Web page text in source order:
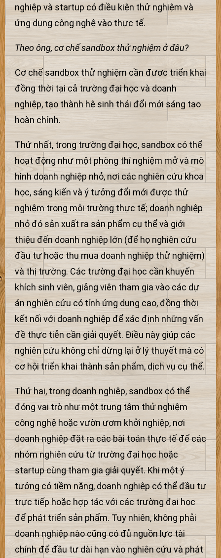
nghiệp và startup có điều kiện thử nghiệm và
ứng dụng công nghệ vào thực tế.
Theo ông, cơ chế sandbox thử nghiệm ở đâu?
Cơ chế sandbox thử nghiệm cần được triển khai
đồng thời tại cả trường đại học và doanh
nghiệp, tạo thành hệ sinh thái đổi mới sáng tạo
hoàn chỉnh.
Thứ nhất, trong trường đại học, sandbox có thể
hoạt động như một phòng thí nghiệm mở và mô
hình doanh nghiệp nhỏ, nơi các nghiên cứu khoa
học, sáng kiến và ý tưởng đổi mới được thử
nghiệm trong môi trường thực tế; doanh nghiệp
nhỏ đó sản xuất ra sản phẩm cụ thể và giới
thiệu đến doanh nghiệp lớn (để họ nghiên cứu
đầu tư hoặc thu mua doanh nghiệp thử nghiệm)
và thị trường. Các trường đại học cần khuyến
khích sinh viên, giảng viên tham gia vào các dự
án nghiên cứu có tính ứng dụng cao, đồng thời
kết nối với doanh nghiệp để xác định những vấn
đề thực tiễn cần giải quyết. Điều này giúp các
nghiên cứu không chỉ dừng lại ở lý thuyết mà có
cơ hội triển khai thành sản phẩm, dịch vụ cụ thể.
Thứ hai, trong doanh nghiệp, sandbox có thể
đóng vai trò như một trung tâm thử nghiệm
công nghệ hoặc vườn ươm khởi nghiệp, nơi
doanh nghiệp đặt ra các bài toán thực tế để các
nhóm nghiên cứu từ trường đại học hoặc
startup cùng tham gia giải quyết. Khi một ý
tưởng có tiềm năng, doanh nghiệp có thể đầu tư
trực tiếp hoặc hợp tác với các trường đại học
để phát triển sản phẩm. Tuy nhiên, không phải
doanh nghiệp nào cũng có đủ nguồn lực tài
chính để đầu tư dài hạn vào nghiên cứu và phát